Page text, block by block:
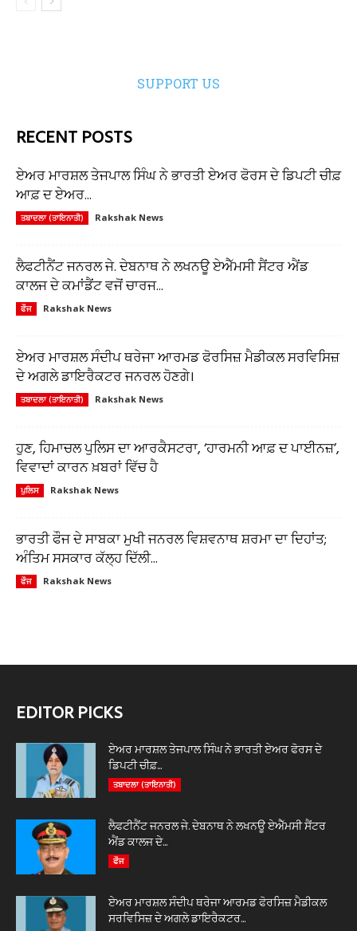
SUPPORT US
RECENT POSTS
ਏਅਰ ਮਾਰਸ਼ਲ ਤੇਜਪਾਲ ਸਿੰਘ ਨੇ ਭਾਰਤੀ ਏਅਰ ਫੋਰਸ ਦੇ ਡਿਪਟੀ ਚੀਫ਼
ਆਫ਼ ਦ ਏਅਰ...
ਤਬਾਦਲਾ (ਤਾਇਨਾਤੀ) Rakshak News
ਲੈਫਟੀਨੈਂਟ ਜਨਰਲ ਜੇ. ਦੇਬਨਾਥ ਨੇ ਲਖਨਊ ਏਐੱਮਸੀ ਸੈਂਟਰ ਐਂਡ
ਕਾਲਜ ਦੇ ਕਮਾਂਡੈਂਟ ਵਜੋਂ ਚਾਰਜ...
ਫੌਜ Rakshak News
ਏਅਰ ਮਾਰਸ਼ਲ ਸੰਦੀਪ ਥਰੇਜਾ ਆਰਮਡ ਫੋਰਸਿਜ਼ ਮੈਡੀਕਲ ਸਰਵਿਸਿਜ਼
ਦੇ ਅਗਲੇ ਡਾਇਰੈਕਟਰ ਜਨਰਲ ਹੋਣਗੇ।
ਤਬਾਦਲਾ (ਤਾਇਨਾਤੀ) Rakshak News
ਹੁਣ, ਹਿਮਾਚਲ ਪੁਲਿਸ ਦਾ ਆਰਕੈਸਟਰਾ, ‘ਹਾਰਮਨੀ ਆਫ਼ ਦ ਪਾਈਨਜ਼’,
ਵਿਵਾਦਾਂ ਕਾਰਨ ਖ਼ਬਰਾਂ ਵਿੱਚ ਹੈ
ਪੁਲਿਸ Rakshak News
ਭਾਰਤੀ ਫੌਜ ਦੇ ਸਾਬਕਾ ਮੁਖੀ ਜਨਰਲ ਵਿਸ਼ਵਨਾਥ ਸ਼ਰਮਾ ਦਾ ਦਿਹਾਂਤ;
ਅੰਤਿਮ ਸਸਕਾਰ ਕੱਲ੍ਹ ਦਿੱਲੀ...
ਫੌਜ Rakshak News
EDITOR PICKS
ਏਅਰ ਮਾਰਸ਼ਲ ਤੇਜਪਾਲ ਸਿੰਘ ਨੇ ਭਾਰਤੀ ਏਅਰ ਫੋਰਸ ਦੇ
ਡਿਪਟੀ ਚੀਫ਼...
ਤਬਾਦਲਾ (ਤਾਇਨਾਤੀ)
ਲੈਫਟੀਨੈਂਟ ਜਨਰਲ ਜੇ. ਦੇਬਨਾਥ ਨੇ ਲਖਨਊ ਏਐੱਮਸੀ ਸੈਂਟਰ
ਐਂਡ ਕਾਲਜ ਦੇ...
ਫੌਜ
ਏਅਰ ਮਾਰਸ਼ਲ ਸੰਦੀਪ ਥਰੇਜਾ ਆਰਮਡ ਫੋਰਸਿਜ਼ ਮੈਡੀਕਲ
ਸਰਵਿਸਿਜ਼ ਦੇ ਅਗਲੇ ਡਾਇਰੈਕਟਰ...